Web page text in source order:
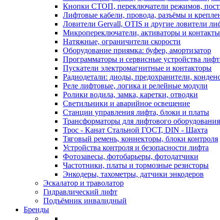
Кнопки СТОП, переключатели режимов,
Лифтовые кабели, провода, разъёмы и
Ловители Gervall, OTIS и другие ловители
Микропереключатели, активаторы и контакты
Натяжные, ограничители скорости
Оборудование приямка: буфер, амортизатор
Программаторы и сервисные устройства
Пускатели электромагнитные и контакторы
Радиодетали: диоды, предохранители,
Реле лифтовые, логика и релейные модули
Ролики водила, замка, каретки, отводки
Светильники и аварийное освещение
Станции управления лифта, блоки и платы
Трансформаторы для лифтового оборудования
Трос - Канат Стальной ГОСТ, DIN - Шахта
Тяговый ремень, коннекторы, блоки контроля
Устройства контроля и безопасности лифта
Фотозавесы, фотобарьеры, фотодатчики
Частотники, платы и тормозные резисторы
Энкодеры, тахометры, датчики энкодеров
Эскалатор и траволатор
Гидравлический лифт
Подъёмник инвалидный
Бренды